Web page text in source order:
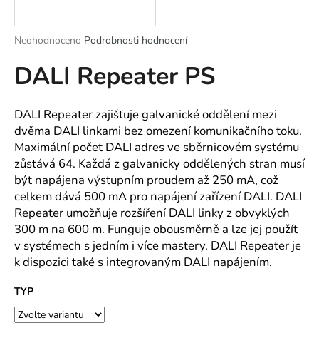
Průměrné
produktu
je
z
5
hvězdiček.
Neohodnoceno Podrobnosti hodnocení
DALI Repeater PS
DALI Repeater zajišťuje galvanické oddělení mezi
dvěma DALI linkami bez omezení komunikačního toku.
Maximální počet DALI adres ve sběrnicovém systému
zůstává 64. Každá z galvanicky oddělených stran musí
být napájena výstupním proudem až 250 mA, což
celkem dává 500 mA pro napájení zařízení DALI. DALI
Repeater umožňuje rozšíření DALI linky z obvyklých
300 m na 600 m. Funguje obousměrně a lze jej použít
v systémech s jedním i více mastery. DALI Repeater je
k dispozici také s integrovaným DALI napájením.
TYP
j
t
HLEDAT
D
o
p
r
u
č